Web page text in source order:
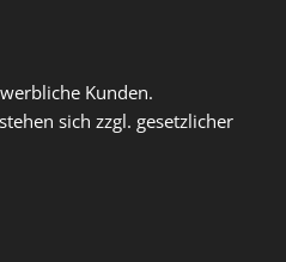
Kunden.
sich zzgl. gesetzlicher